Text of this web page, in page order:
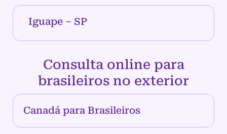
Iguape – SP
Consulta online para
brasileiros no exterior
Canadá para Brasileiros